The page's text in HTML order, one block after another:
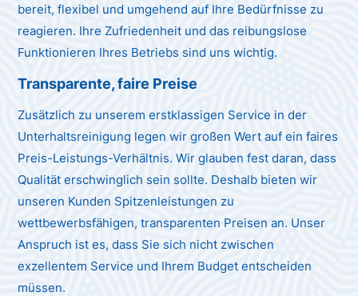
bereit, flexibel und umgehend auf Ihre Bedürfnisse zu
reagieren. Ihre Zufriedenheit und das reibungslose
Funktionieren Ihres Betriebs sind uns wichtig.
Transparente, faire Preise
Zusätzlich zu unserem erstklassigen Service in der
Unterhaltsreinigung legen wir großen Wert auf ein faires
Preis-Leistungs-Verhältnis. Wir glauben fest daran, dass
Qualität erschwinglich sein sollte. Deshalb bieten wir
unseren Kunden Spitzenleistungen zu
wettbewerbsfähigen, transparenten Preisen an. Unser
Anspruch ist es, dass Sie sich nicht zwischen
exzellentem Service und Ihrem Budget entscheiden
müssen.